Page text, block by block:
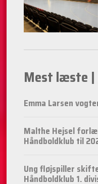
Mest læste |
Emma Larsen
Malthe Hejsel
Håndboldklub til
Ung fløjspiller
Håndboldklub 1.